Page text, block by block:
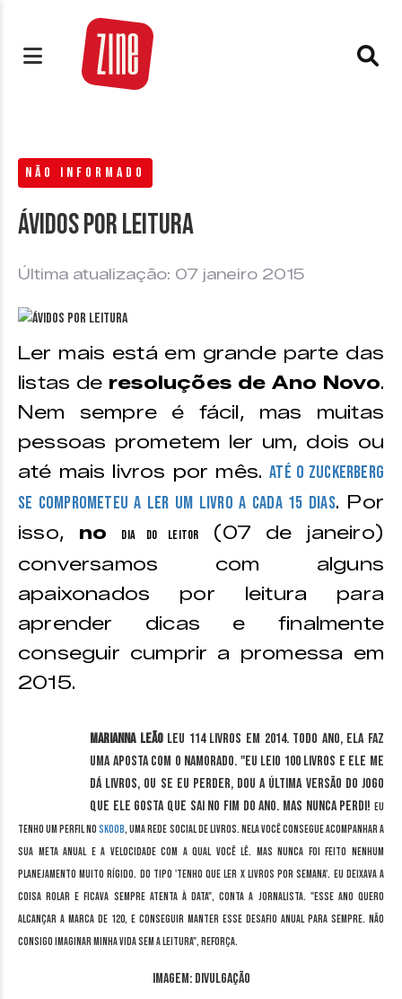
NÃO INFORMADO
Ávidos por leitura
Última atualização: 07 janeiro 2015
Ler mais está em grande parte das
listas de resoluções de Ano Novo.
Nem sempre é fácil, mas muitas
pessoas prometem ler um, dois ou
até mais livros por mês.Até o Zuckerberg
se comprometeu a ler um livro a cada 15 dias. Por
isso, no Dia do Leitor
(07 de janeiro)
conversamos com alguns
apaixonados por leitura para
aprender dicas e finalmente
conseguir cumprir a promessa em
2015.
Marianna Leãoleu 114 livros em 2014. Todo ano, ela faz
uma aposta com o namorado. "Eu leio 100 livros e ele me
dá livros, ou se eu perder, dou a última versão do jogo
que ele gosta que sai no fim do ano. Mas nunca perdi! Eu
tenho um perfil noSkoob, uma rede social de livros. Nela você consegue acompanhar a
sua meta anual e a velocidade com a qual você lê. Mas nunca foi feito nenhum
planejamento muito rígido. Do tipo 'tenho que ler x livros por semana'. Eu deixava a
coisa rolar e ficava sempre atenta à data", conta a jornalista. "Esse ano quero
alcançar a marca de 120, e conseguir manter esse desafio anual para sempre. Não
consigo imaginar minha vida sem a leitura", reforça.
Imagem: divulgação